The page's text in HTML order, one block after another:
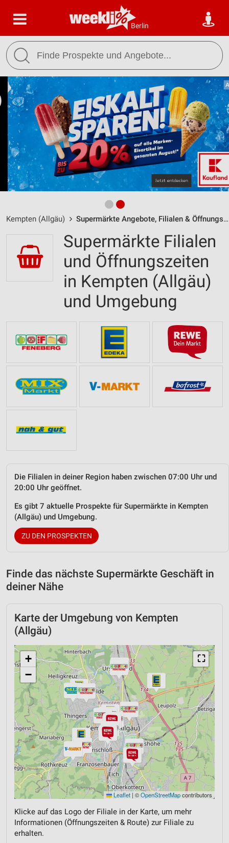
Berlin
Kempten (Allgäu) Supermärkte Angebote, Filialen & Öffnungszeiten
Supermärkte Filialen
und Öffnungszeiten
in Kempten (Allgäu)
und Umgebung
Die Filialen in deiner Region haben zwischen 07:00 Uhr und
20:00 Uhr geöffnet.
Es gibt 7 aktuelle Prospekte für Supermärkte in Kempten
(Allgäu) und Umgebung.
ZU DEN PROSPEKTEN
Finde das nächste Supermärkte Geschäft in
deiner Nähe
Karte der Umgebung von Kempten
(Allgäu)
⛶
+
−
Leaflet | ©OpenStreetMapcontributors
Klicke auf das Logo der Filiale in der Karte, um mehr
Informationen (Öffnungszeiten & Route) zur Filiale zu
erhalten.